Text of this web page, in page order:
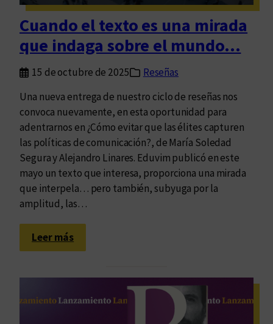
d
o
p
o
s
b
l
e
q
u
e
s
e
e
s
c
b
e
l
m
n
o
:
u
n
í
o
s
!
Cuando el texto es una mirada
que indaga sobre el mundo…
15 de octubre de 2025
Reseñas
Una nueva entrega de nuestro ciclo de reseñas nos
convoca nuevamente, en esta oportunidad para
adentrarnos en ¿Cómo evitar que las élites capturen
las políticas de comunicación?, de María Soledad
Segura y Alejandro Linares. Eduvim publicó en este
mayo un texto que interesa, proporciona una mirada
que interpela… pero también, subyuga por la
amplitud, las…
Leer más:
C
n